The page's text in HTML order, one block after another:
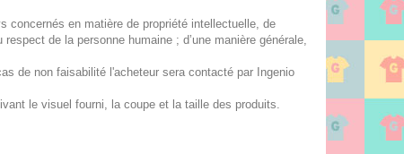
concernés en matière de propriété intellectuelle, de
de la personne humaine ; d’une manière générale,
de non faisabilité l'acheteur sera contacté par Ingenio
le visuel fourni, la coupe et la taille des produits.